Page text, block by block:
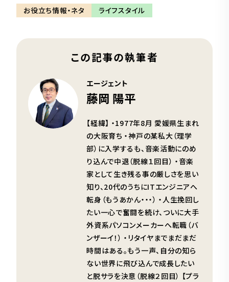
お役立ち情報・ネタ ライフスタイル
この記事の執筆者
エージェント
藤岡 陽平
【経緯】 ・1977年8月 愛媛県生まれ
の大阪育ち ・神戸の某私大（理学
部）に入学するも、音楽活動にのめ
り込んで中退（脱線１回目） ・音楽
家として生き残る事の厳しさを思い
知り、20代のうちにITエンジニアへ
転身（もうあかん・・・） ・人生挽回し
たい一心で奮闘を続け、ついに大手
外資系パソコンメーカーへ転職（バ
ンザーイ！） ・リタイヤまでまだまだ
時間はある。もう一声、自分の知ら
ない世界に飛び込んで成長したい
と脱サラを決意（脱線２回目） 【プラ